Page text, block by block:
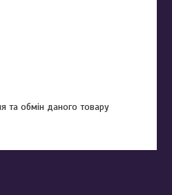
та обмін даного товару